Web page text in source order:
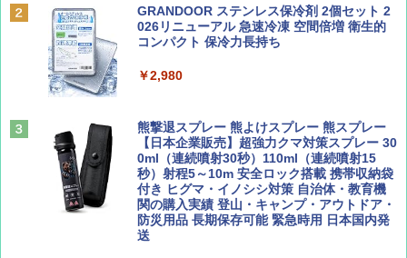
SOTO ミニマル"旅"財布 ランダム2種】
￥1,500
￥1,540
Coyote No.89 特集 星野道夫 夢見る旅
力的な町 2026～2027 地球の歩き方D アジア
￥2,079
球の歩き方A ヨーロッパ
￥2,479
地球の歩き方 スター・ウォーズ
PYKES PEAK (パイクスピーク) 着替えテン
ト プライバシー テント 【中が透けない】 1
ーチ ピクニック ポップアップテント 携帯 簡
￥4,980
ENDLESS BASE 《めざましテレビで紹介》
テント ワンタッチ RENEW 幅200 2-3人用 43
500002(88859)
￥5,999
GRANDOOR ステンレス保冷剤 2個セット 2
026リニューアル 急速冷凍 空間倍増 衛生的
コンパクト 保冷力長持ち
￥2,980
熊撃退スプレー 熊よけスプレー 熊スプレー
【日本企業販売】超強力クマ対策スプレー 30
0ml（連続噴射30秒）110ml（連続噴射15
秒）射程5～10m 安全ロック搭載 携帯収納袋
付き ヒグマ・イノシシ対策 自治体・教育機
関の購入実績 登山・キャンプ・アウトドア・
防災用品 長期保存可能 緊急時用 日本国内発
送